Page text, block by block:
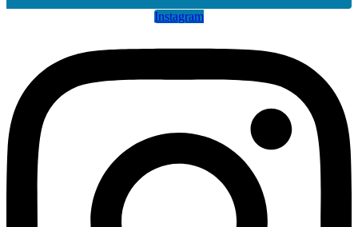
Instagram